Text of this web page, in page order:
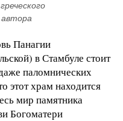
Панагии
в Стамбуле стоит
паломнических
этот храм находится
мир памятника
Богоматери